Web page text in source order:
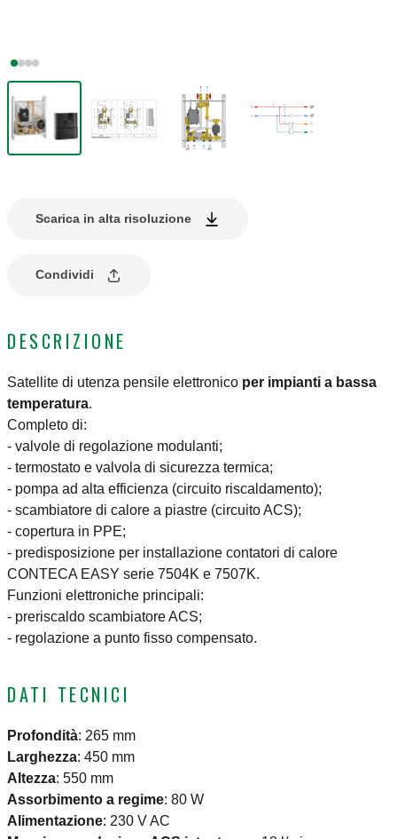
Scarica in alta risoluzione
Condividi
DESCRIZIONE
Satellite di utenza pensile elettronico per impianti a bassa
temperatura.
Completo di:
- valvole di regolazione modulanti;
- termostato e valvola di sicurezza termica;
- pompa ad alta efficienza (circuito riscaldamento);
- scambiatore di calore a piastre (circuito ACS);
- copertura in PPE;
- predisposizione per installazione contatori di calore
CONTECA EASY serie 7504K e 7507K.
Funzioni elettroniche principali:
- preriscaldo scambiatore ACS;
- regolazione a punto fisso compensato.
DATI TECNICI
Profondità: 265 mm
Larghezza: 450 mm
Altezza: 550 mm
Assorbimento a regime: 80 W
Alimentazione: 230 V AC